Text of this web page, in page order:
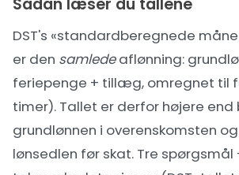
Sådan læser du tallene
DST's «standardberegnede
er den samledeaflønning:
feriepenge + tillæg, omregnet til
timer). Tallet er derfor højere end
grundlønnen i overenskomsten
lønsedlen før skat. Tre